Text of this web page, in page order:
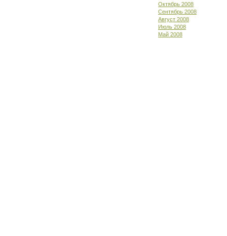
Октябрь 2008
Сентябрь 2008
Август 2008
Июль 2008
Май 2008